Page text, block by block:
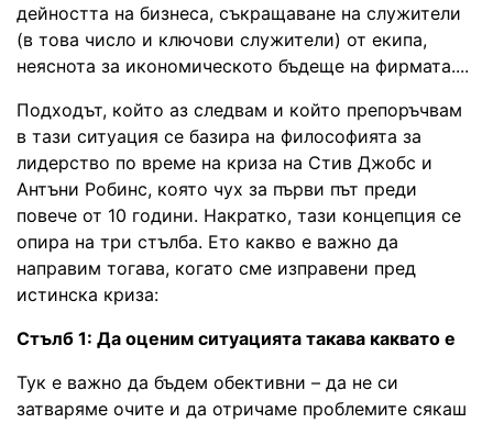
дейността на бизнеса, съкращаване на служители
(в това число и ключови служители) от екипа,
неяснота за икономическото бъдеще на фирмата....
Подходът, който аз следвам и който препоръчвам
в тази ситуация се базира на философията за
лидерство по време на криза на Стив Джобс и
Антъни Робинс, която чух за първи път преди
повече от 10 години. Накратко, тази концепция се
опира на три стълба. Ето какво е важно да
направим тогава, когато сме изправени пред
истинска криза:
Стълб 1: Да оценим ситуацията такава каквато е
Тук е важно да бъдем обективни – да не си
затваряме очите и да отричаме проблемите сякаш